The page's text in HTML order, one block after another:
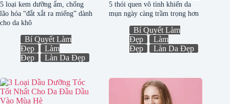
5 loại kem dưỡng ẩm, chống
lão hóa “đắt xắt ra miếng” dành
cho da khô
Bí Quyết Làm
Đẹp
Làm
Đẹp
Làn Da Đẹp
5 thói quen vô tình khiến da
mụn ngày càng trầm trọng hơn
Bí Quyết Làm
Đẹp
Làm
Đẹp
Làn Da Đẹp